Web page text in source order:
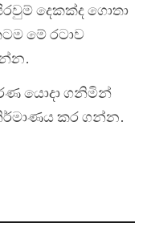
දෙකක්ද ගොතා
මේ රටාව
යොදා ගනිමින්
කර ගන්න.